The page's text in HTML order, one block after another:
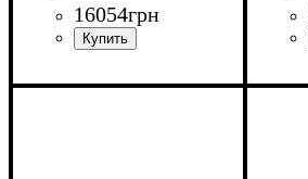
16054грн